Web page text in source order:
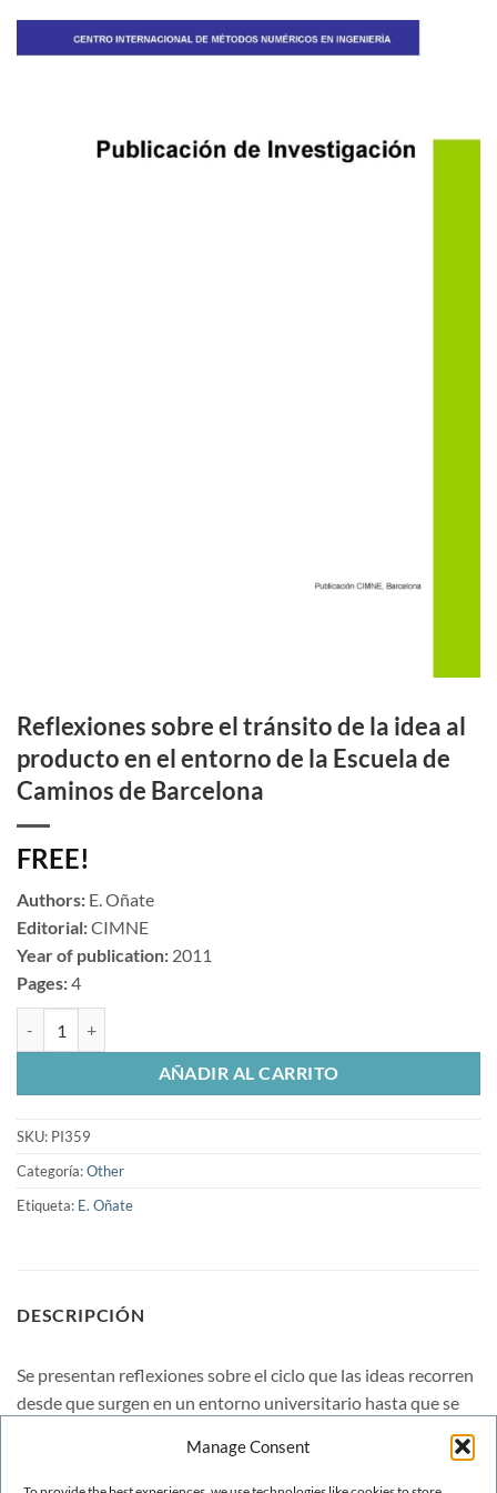
Manage Consent
Reflexiones sobre el tránsito de la idea al
producto en el entorno de la Escuela de
Caminos de Barcelona
FREE!
Authors: E. Oñate
Editorial:CIMNE
Year of publication: 2011
Pages:4
AÑADIR AL CARRITO
SKU: PI359
Categoría:Other
Etiqueta: E. Oñate
DESCRIPCIÓN
Se presentan reflexiones sobre el ciclo que las ideas recorren
desde que surgen en un entorno universitario hasta que se
transforman en un producto industrial. Se concretan estas
reflexiones en el contexto de la Escuela Técnica Superior de
Ingenieros de Caminos, Canales y Puertos de la Universitat